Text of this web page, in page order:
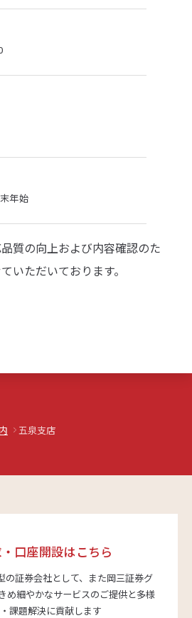
03-4649
年始
質の向上および内容確認のた
いただいております。
五泉支店
口座開設はこちら
の証券会社として、また岡三証券グ
め細やかなサービスのご提供と多様
課題解決に貢献します